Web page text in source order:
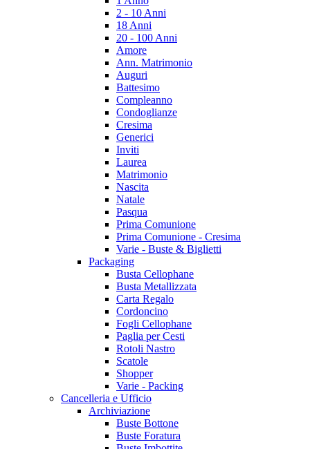
2 - 10 Anni
18 Anni
20 - 100 Anni
Amore
Ann. Matrimonio
Auguri
Battesimo
Compleanno
Condoglianze
Cresima
Generici
Inviti
Laurea
Matrimonio
Nascita
Natale
Pasqua
Prima Comunione
Prima Comunione - Cresima
Varie - Buste & Biglietti
Packaging
Busta Cellophane
Busta Metallizzata
Carta Regalo
Cordoncino
Fogli Cellophane
Paglia per Cesti
Rotoli Nastro
Scatole
Shopper
Varie - Packing
Cancelleria e Ufficio
Archiviazione
Buste Bottone
Buste Foratura